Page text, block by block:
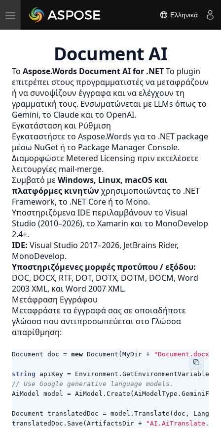
Toggle
navigation
Ελληνικά
Document AI
Το Aspose.Words Document AI for .NETΤο plugin
επιτρέπει στους προγραμματιστές να μεταφράζουν
ή να συνοψίζουν έγγραφα και να ελέγχουν τη
γραμματική τους. Ενσωματώνεται με LLMs όπως το
Gemini, το Claude και το OpenAI.
Εγκατάσταση και Ρύθμιση
Εγκαταστήστε το Aspose.Words για το .NET package
μέσω NuGet ή το Package Manager Console.
Διαμορφώστε Metered Licensing πριν εκτελέσετε
λειτουργίες mail-merge.
Συμβατό μεWindows, Linux, macOS και
πλατφόρμες κινητών χρησιμοποιώντας το .NET
Framework, το .NET Core ή το Mono.
Υποστηριζόμενα IDE περιλαμβάνουν το Visual
Studio (2010–2026), το Xamarin και το MonoDevelop
2.4+.
IDE: Visual Studio 2017–2026, JetBrains Rider,
MonoDevelop.
Υποστηριζόμενες μορφές προτύπου / εξόδου:
DOC, DOCX, RTF, DOT, DOTX, DOTM, DOCM, Word
2003 XML, και Word 2007 XML.
Μετάφραση Εγγράφου
Μεταφράστε τα έγγραφά σας σε οποιαδήποτε
γλώσσα που αντιπροσωπεύεται στο Γλώσσα
απαρίθμηση:
Document doc = new Document ( MyDir + "Document.docx"
string apiKey = Environment . GetEnvironmentVariable
// Use Google generative language models.
AiModel model = AiModel . Create ( AiModelType .
Document translatedDoc = model . Translate ( doc ,
translatedDoc . Save ( ArtifactsDir +